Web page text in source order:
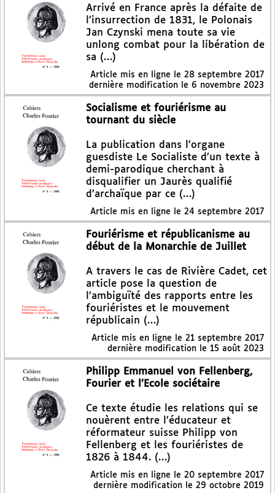
Arrivé en France après la défaite de
l’insurrection de 1831, le Polonais
Jan Czynski mena toute sa vie
unlong combat pour la libération de
sa (…)
Article mis en ligne le 28 septembre 2017
dernière modification le 6 novembre 2023
Socialisme et fouriérisme au
tournant du siècle
La publication dans l’organe
guesdiste Le Socialiste d’un texte à
demi-parodique cherchant à
disqualifier un Jaurès qualifié
d’archaïque par ce (…)
Article mis en ligne le 24 septembre 2017
Fouriérisme et républicanisme au
début de la Monarchie de Juillet
A travers le cas de Rivière Cadet, cet
article pose la question de
l’ambiguïté des rapports entre les
fouriéristes et le mouvement
républicain (…)
Article mis en ligne le 21 septembre 2017
dernière modification le 15 août 2023
Philipp Emmanuel von Fellenberg,
Fourier et l’Ecole sociétaire
Ce texte étudie les relations qui se
nouèrent entre l’éducateur et
réformateur suisse Philipp von
Fellenberg et les fouriéristes de
1826 à 1844. (…)
Article mis en ligne le 20 septembre 2017
dernière modification le 29 octobre 2019